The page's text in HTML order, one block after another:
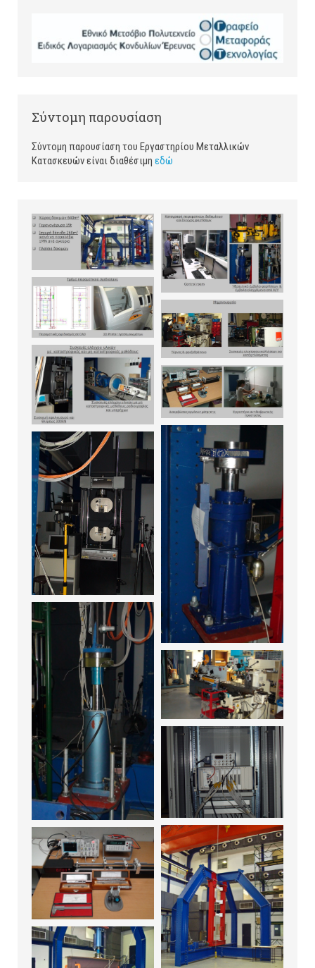
Σύντομη παρουσίαση
Σύντομη παρουσίαση του Εργαστηρίου Μεταλλικών
Κατασκευών είναι διαθέσιμη εδώ